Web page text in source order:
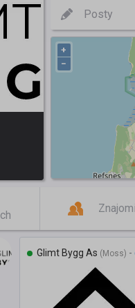
Posty
+
−
Znajomi
Glimt Bygg As (Moss) -